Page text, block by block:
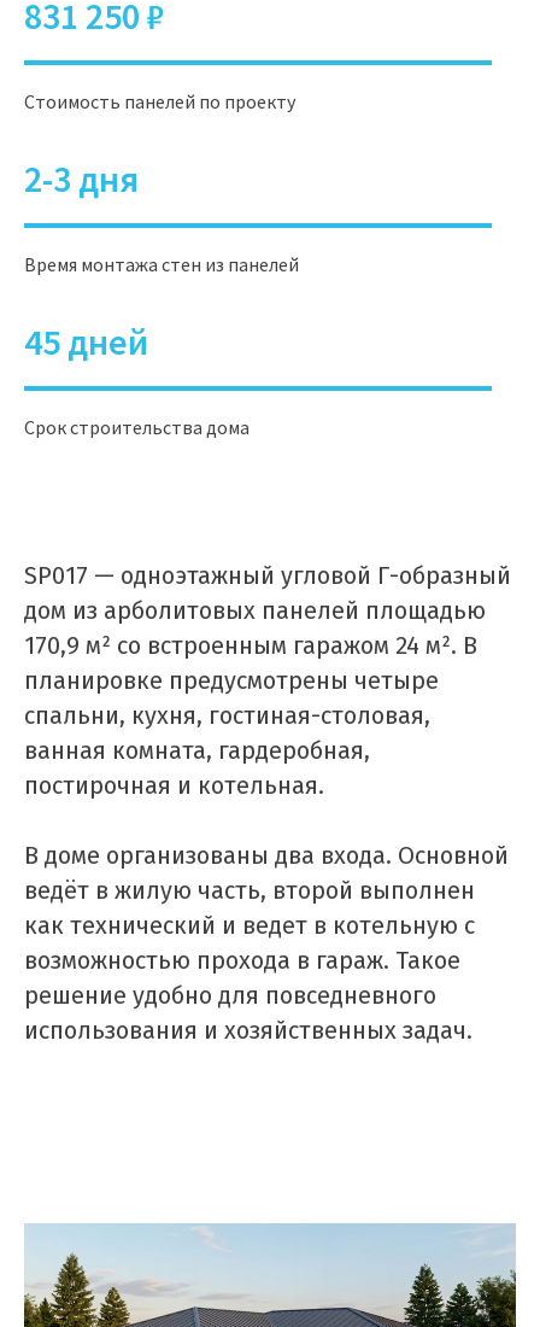
831 250 ₽
Стоимость панелей по проекту
2-3 дня
Время монтажа стен из панелей
45 дней
Срок строительства дома
SP017 — одноэтажный угловой Г-образный
дом из арболитовых панелей площадью
170,9 м² со встроенным гаражом 24 м². В
планировке предусмотрены четыре
спальни, кухня, гостиная-столовая,
ванная комната, гардеробная,
постирочная и котельная.
В доме организованы два входа. Основной
ведёт в жилую часть, второй выполнен
как технический и ведет в котельную с
возможностью прохода в гараж. Такое
решение удобно для повседневного
использования и хозяйственных задач.